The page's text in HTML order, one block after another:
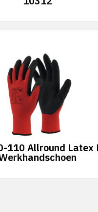
110 Allround Latex